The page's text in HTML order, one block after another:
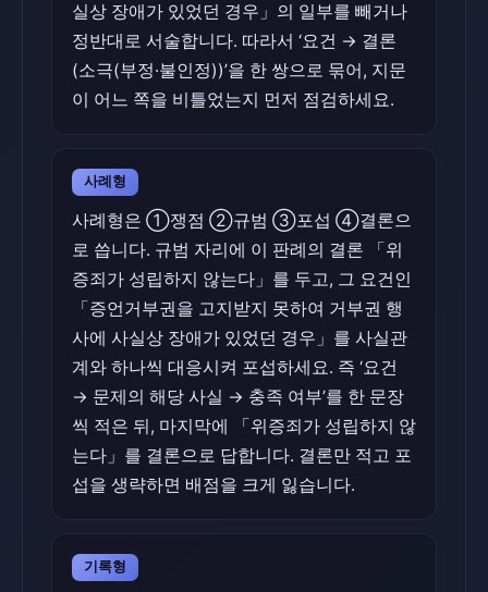
실상 장애가 있었던 경우」의 일부를 빼거나
정반대로 서술합니다. 따라서 ‘요건 → 결론
(소극(부정·불인정))’을 한 쌍으로 묶어, 지문
이 어느 쪽을 비틀었는지 먼저 점검하세요.
사례형
사례형은 ①쟁점 ②규범 ③포섭 ④결론으
로 씁니다. 규범 자리에 이 판례의 결론 「위
증죄가 성립하지 않는다」를 두고, 그 요건인
「증언거부권을 고지받지 못하여 거부권 행
사에 사실상 장애가 있었던 경우」를 사실관
계와 하나씩 대응시켜 포섭하세요. 즉 ‘요건
→ 문제의 해당 사실 → 충족 여부’를 한 문장
씩 적은 뒤, 마지막에 「위증죄가 성립하지 않
는다」를 결론으로 답합니다. 결론만 적고 포
섭을 생략하면 배점을 크게 잃습니다.
기록형